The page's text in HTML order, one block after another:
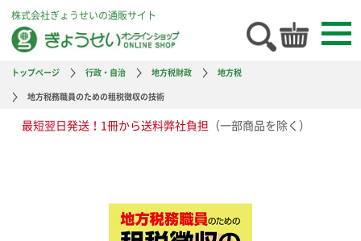
株式会社ぎょうせいの通販サイト
トップページ 行政・自治 地方税財政
地方税
地方税務職員のための租税徴収の技術
最短翌日発送！1冊から送料弊社負担 （一部商品を除く）